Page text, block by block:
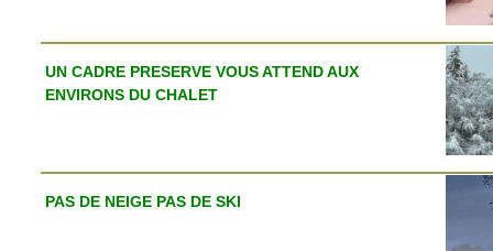
UN CADRE PRESERVE VOUS ATTEND AUX
ENVIRONS DU CHALET
PAS DE NEIGE PAS DE SKI